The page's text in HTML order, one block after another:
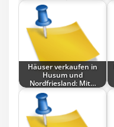
Häuser verkaufen in
Husum und
Nordfriesland: Mit…